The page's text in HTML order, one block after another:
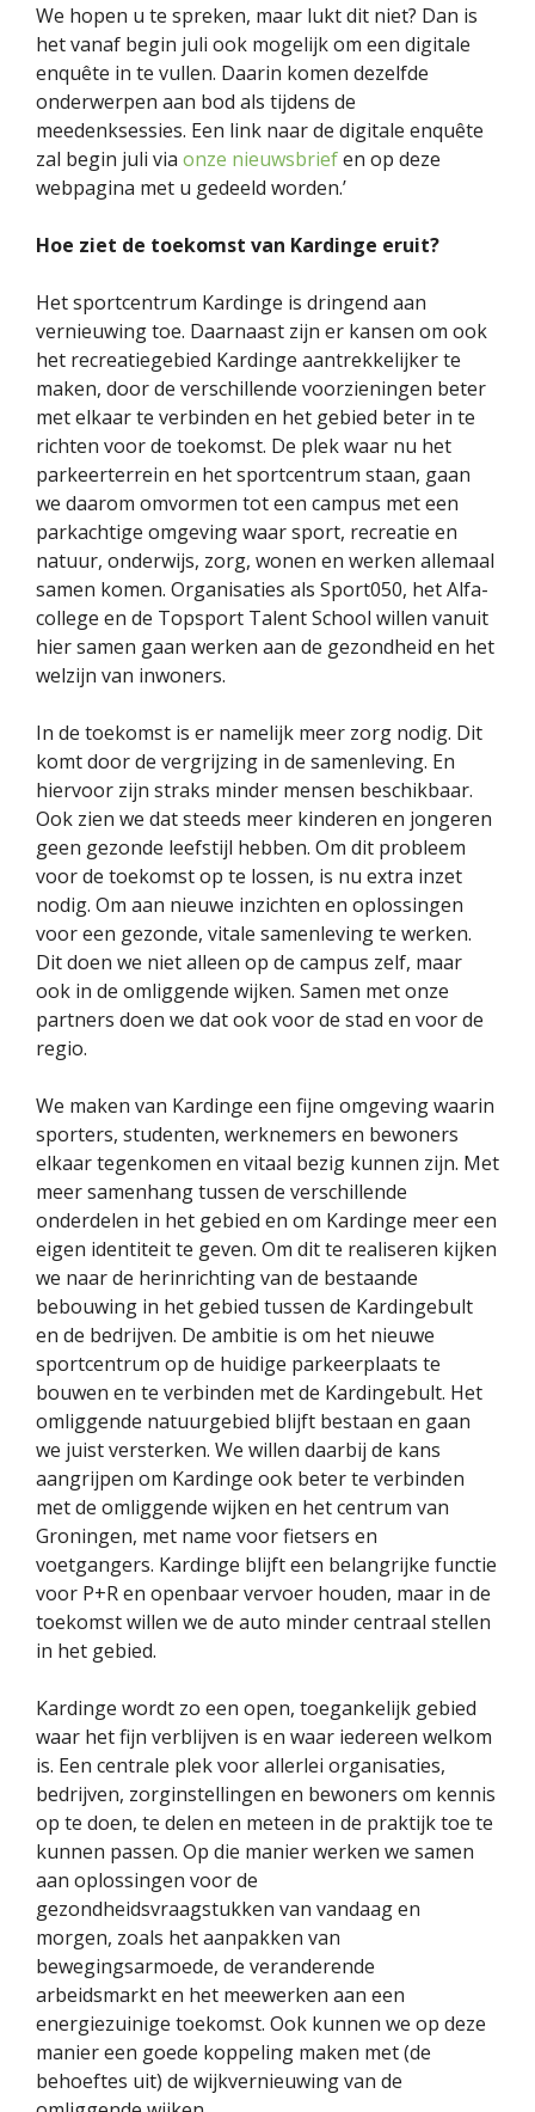
We hopen u te spreken, maar lukt dit niet? Dan is
het vanaf begin juli ook mogelijk om een digitale
enquête in te vullen. Daarin komen dezelfde
onderwerpen aan bod als tijdens de
meedenksessies. Een link naar de digitale enquête
zal begin juli via onze nieuwsbriefen op deze
webpagina met u gedeeld worden.’
Hoe ziet de toekomst van Kardinge eruit?
Het sportcentrum Kardinge is dringend aan
vernieuwing toe. Daarnaast zijn er kansen om ook
het recreatiegebied Kardinge aantrekkelijker te
maken, door de verschillende voorzieningen beter
met elkaar te verbinden en het gebied beter in te
richten voor de toekomst. De plek waar nu het
parkeerterrein en het sportcentrum staan, gaan
we daarom omvormen tot een campus met een
parkachtige omgeving waar sport, recreatie en
natuur, onderwijs, zorg, wonen en werken allemaal
samen komen. Organisaties als Sport050, het Alfa-
college en de Topsport Talent School willen vanuit
hier samen gaan werken aan de gezondheid en het
welzijn van inwoners.
In de toekomst is er namelijk meer zorg nodig. Dit
komt door de vergrijzing in de samenleving. En
hiervoor zijn straks minder mensen beschikbaar.
Ook zien we dat steeds meer kinderen en jongeren
geen gezonde leefstijl hebben. Om dit probleem
voor de toekomst op te lossen, is nu extra inzet
nodig. Om aan nieuwe inzichten en oplossingen
voor een gezonde, vitale samenleving te werken.
Dit doen we niet alleen op de campus zelf, maar
ook in de omliggende wijken. Samen met onze
partners doen we dat ook voor de stad en voor de
regio.
We maken van Kardinge een fijne omgeving waarin
sporters, studenten, werknemers en bewoners
elkaar tegenkomen en vitaal bezig kunnen zijn. Met
meer samenhang tussen de verschillende
onderdelen in het gebied en om Kardinge meer een
eigen identiteit te geven. Om dit te realiseren kijken
we naar de herinrichting van de bestaande
bebouwing in het gebied tussen de Kardingebult
en de bedrijven. De ambitie is om het nieuwe
sportcentrum op de huidige parkeerplaats te
bouwen en te verbinden met de Kardingebult. Het
omliggende natuurgebied blijft bestaan en gaan
we juist versterken. We willen daarbij de kans
aangrijpen om Kardinge ook beter te verbinden
met de omliggende wijken en het centrum van
Groningen, met name voor fietsers en
voetgangers. Kardinge blijft een belangrijke functie
voor P+R en openbaar vervoer houden, maar in de
toekomst willen we de auto minder centraal stellen
in het gebied.
Kardinge wordt zo een open, toegankelijk gebied
waar het fijn verblijven is en waar iedereen welkom
is. Een centrale plek voor allerlei organisaties,
bedrijven, zorginstellingen en bewoners om kennis
op te doen, te delen en meteen in de praktijk toe te
kunnen passen. Op die manier werken we samen
aan oplossingen voor de
gezondheidsvraagstukken van vandaag en
morgen, zoals het aanpakken van
bewegingsarmoede, de veranderende
arbeidsmarkt en het meewerken aan een
energiezuinige toekomst. Ook kunnen we op deze
manier een goede koppeling maken met (de
behoeftes uit) de wijkvernieuwing van de